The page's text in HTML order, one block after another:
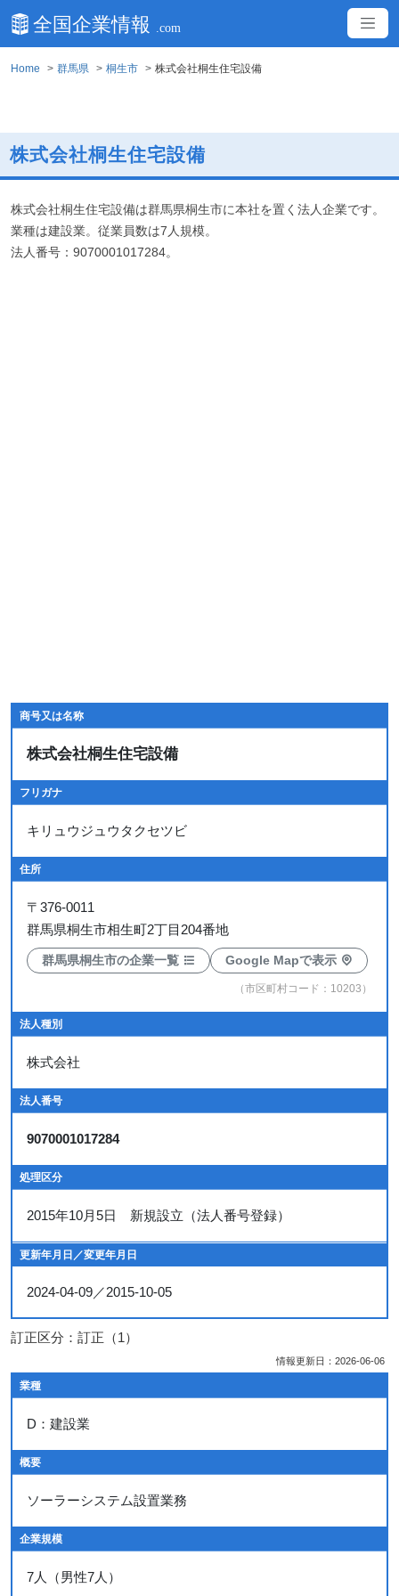
Home 群馬県 桐生市 株式会社桐生住宅設備
株式会社桐生住宅設備
株式会社桐生住宅設備は群馬県桐生市に本社を置く法人企業です。
業種は建設業。従業員数は7人規模。
法人番号：9070001017284。
商号又は名称
株式会社桐生住宅設備
フリガナ
キリュウジュウタクセツビ
住所
〒 376-0011
群馬県桐生市相生町2丁目204番地
群馬県桐生市の企業一覧 Google Mapで表示
（市区町村コード：10203）
法人種別
株式会社
法人番号
9070001017284
処理区分
2015年10月5日 新規設立（法人番号登録）
更新年月日／変更年月日
2024-04-09／2015-10-05
訂正区分：訂正（1）
情報更新日：2026-06-06
業種
D：建設業
概要
ソーラーシステム設置業務
企業規模
7人（男性7人）